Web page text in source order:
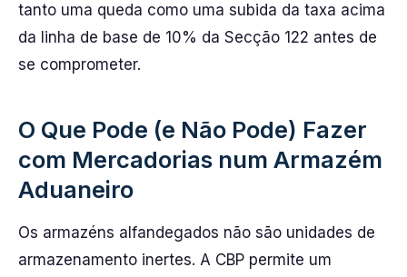
tanto uma queda como uma subida da taxa acima
da linha de base de 10% da Secção 122 antes de
se comprometer.
O Que Pode (e Não Pode) Fazer
com Mercadorias num Armazém
Aduaneiro
Os armazéns alfandegados não são unidades de
armazenamento inertes. A CBP permite um